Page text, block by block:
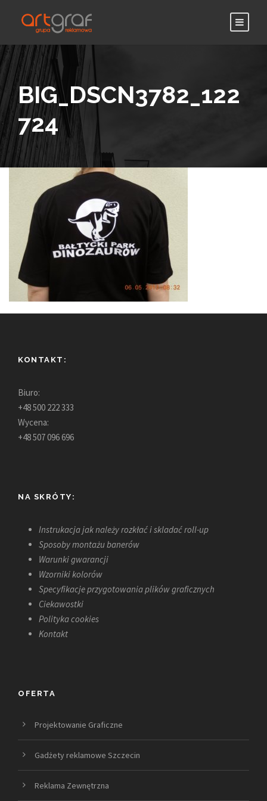
BIG_DSCN3782_122
724
KONTAKT:
Biuro:
+48 500 222 333
Wycena:
+48 507 096 696
NA SKRÓTY:
Instrukacja jak należy rozkłać i skladać roll-up
Sposoby montażu banerów
Warunki gwarancji
Wzorniki kolorów
Specyfikacje przygotowania plików graficznych
Ciekawostki
Polityka cookies
Kontakt
OFERTA
Projektowanie Graficzne
Gadżety reklamowe Szczecin
Reklama Zewnętrzna